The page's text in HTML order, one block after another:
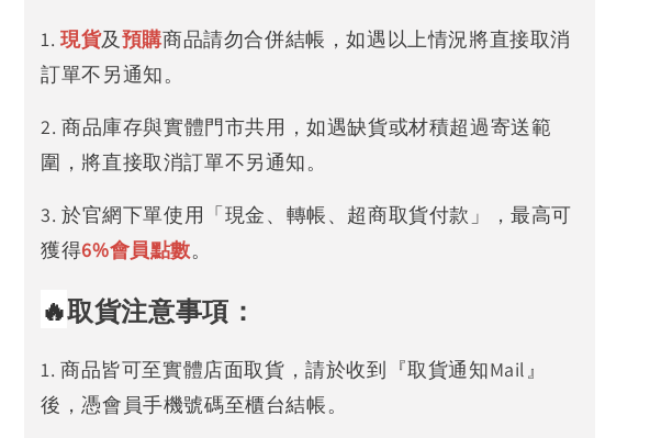
1. 現貨及預購商品請勿合併結帳，如遇以上情況將直接取消
訂單不另通知。
2. 商品庫存與實體門市共用，如遇缺貨或材積超過寄送範
圍，將直接取消訂單不另通知。
3. 於官網下單使用「現金、轉帳、超商取貨付款」，最高可
獲得6%會員點數。
🔥取貨注意事項：
1. 商品皆可至實體店面取貨，請於收到『取貨通知Mail』
後，憑會員手機號碼至櫃台結帳。